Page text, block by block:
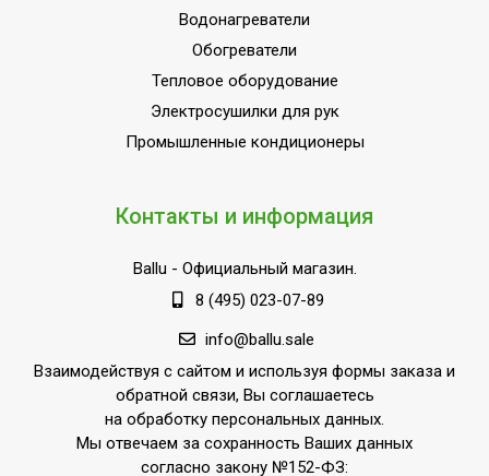
Водонагреватели
Обогреватели
Тепловое оборудование
Электросушилки для рук
Промышленные кондиционеры
Контакты и информация
Ballu - Официальный магазин.
8 (495) 023-07-89
info@ballu.sale
Взаимодействуя с сайтом и используя формы заказа и
обратной связи, Вы соглашаетесь
на обработку персональных данных.
Мы отвечаем за сохранность Ваших данных
согласно закону №152-ФЗ: